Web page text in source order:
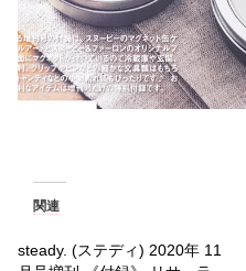
関連
steady. (ステディ) 2020年 11